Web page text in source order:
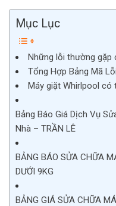
Mục Lục
Những lỗi thường gặp
Tổng Hợp Bảng Mã
Máy giặt Whirlpool có
Bảng Báo Giá Dịch Vụ
Nhà – TRẦN LÊ
BẢNG BÁO SỬA CHỮA
DƯỚI 9KG
BẢNG GIÁ SỬA CHỮA